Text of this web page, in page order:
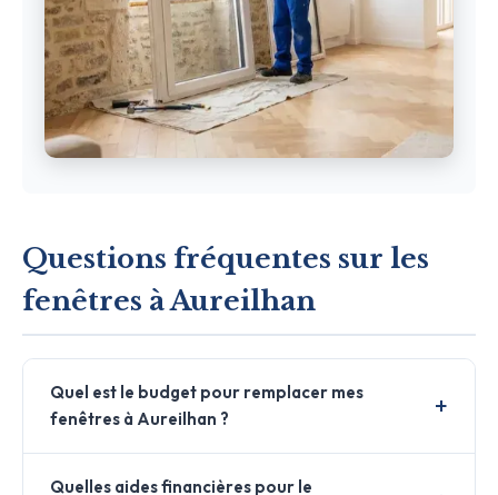
Questions fréquentes sur les
fenêtres à Aureilhan
Quel est le budget pour remplacer mes
fenêtres à Aureilhan ?
Quelles aides financières pour le